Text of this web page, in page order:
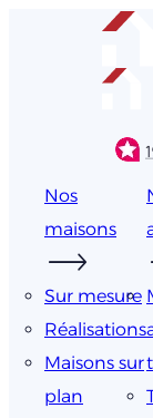
Nos
maisons
Sur mesure
Réalisations
Maisons sur
plan